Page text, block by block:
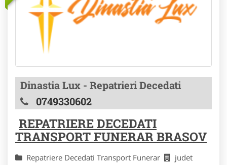
Dinastia Lux - Repatrieri Decedati
0749330602
REPATRIERE DECEDATI
TRANSPORT FUNERAR BRASOV
Repatriere Decedati Transport Funerar
judet